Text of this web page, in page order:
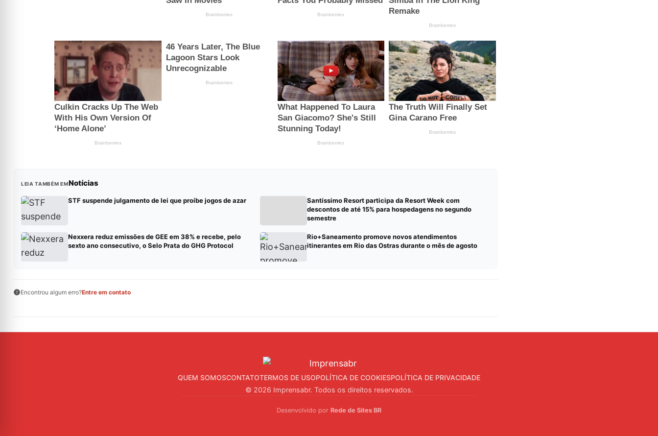
LEIA TAMBÉM EMNotícias
STF suspende julgamento de lei que proíbe jogos de azar
Santíssimo Resort participa da Resort Week com
descontos de até 15% para hospedagens no segundo
semestre
Nexxera reduz emissões de GEE em 38% e recebe, pelo
sexto ano consecutivo, o Selo Prata do GHG Protocol
Rio+Saneamento promove novos atendimentos
itinerantes em Rio das Ostras durante o mês de agosto
Encontrou algum erro?Entre em contato
QUEM SOMOSCONTATOTERMOS DE USOPOLÍTICA DE COOKIESPOLÍTICA DE PRIVACIDADE
© 2026 Imprensabr. Todos os direitos reservados.
Desenvolvido por Rede de Sites BR